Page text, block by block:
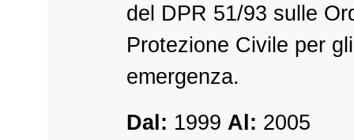
del DPR 51/93 sulle
Protezione Civile per
emergenza.
Dal: 1999 Al: 2005